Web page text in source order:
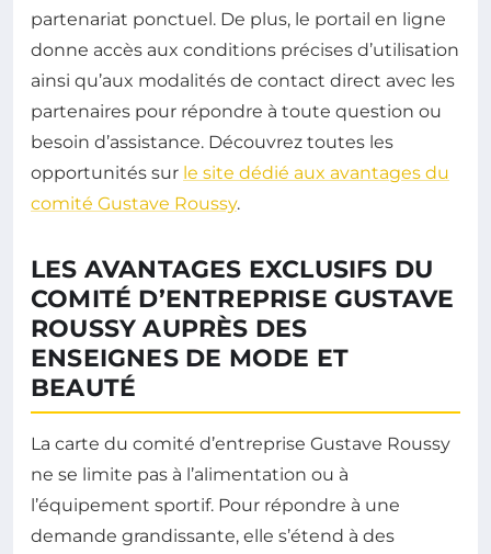
partenariat ponctuel. De plus, le portail en ligne
donne accès aux conditions précises d’utilisation
ainsi qu’aux modalités de contact direct avec les
partenaires pour répondre à toute question ou
besoin d’assistance. Découvrez toutes les
opportunités sur le site dédié aux avantages du
comité Gustave Roussy.
LES AVANTAGES EXCLUSIFS DU
COMITÉ D’ENTREPRISE GUSTAVE
ROUSSY AUPRÈS DES
ENSEIGNES DE MODE ET
BEAUTÉ
La carte du comité d’entreprise Gustave Roussy
ne se limite pas à l’alimentation ou à
l’équipement sportif. Pour répondre à une
demande grandissante, elle s’étend à des